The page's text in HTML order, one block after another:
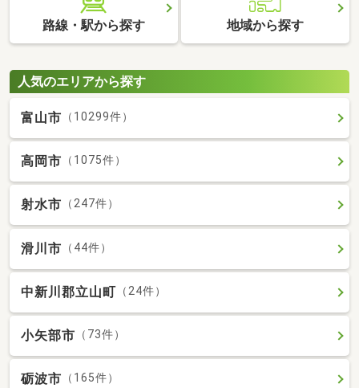
路線・駅から探す 地域から探す
人気のエリアから探す
富山市 （10299件）
高岡市 （1075件）
射水市 （247件）
滑川市 （44件）
中新川郡立山町 （24件）
小矢部市 （73件）
砺波市 （165件）